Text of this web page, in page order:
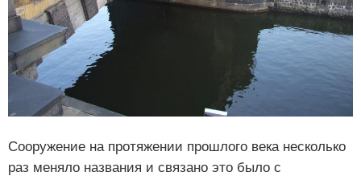
Сооружение на протяжении прошлого века несколько
раз меняло названия и связано это было с